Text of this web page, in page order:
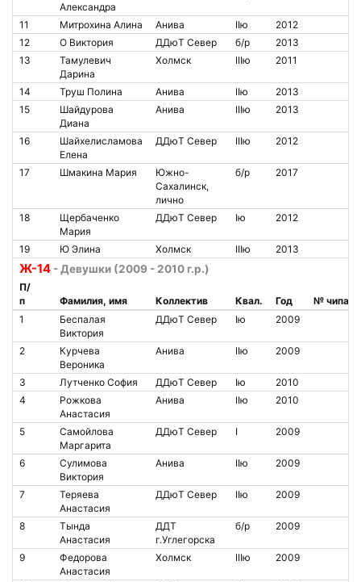
Александра
11 Митрохина Алина Анива IIю
2012
12
О Виктория ДДюТ Север б/р
2013
13
Тамулевич
Дарина
Холмск IIIю 2011
14 Труш Полина Анива IIю
2013
15
Шайдурова
Диана
Анива IIIю 2013
16
Шайхелисламова
Елена
ДДюТ Север IIIю 2012
17 Шмакина Мария
Южно-
Сахалинск,
лично
б/р 2017
18
Щербаченко
Мария
ДДюТ Север Iю 2012
19 Ю Элина Холмск IIIю 2013
Ж-14 - Девушки (2009 - 2010 г.р.)
П/
п
Фамилия, имя Коллектив Квал. Год
№ чипа
1
Беспалая
Виктория
ДДюТ Север Iю 2009
2
Курчева
Вероника
Анива IIю 2009
3 Лутченко София ДДюТ Север Iю
2010
4
Рожкова
Анастасия
Анива IIю 2010
5
Самойлова
Маргарита
ДДюТ Север I 2009
6
Сулимова
Виктория
Анива IIю 2009
7
Теряева
Анастасия
ДДюТ Север IIю 2009
8
Тында
Анастасия
ДДТ
г.Углегорска
б/р 2009
9
Федорова
Анастасия
Холмск IIIю 2009